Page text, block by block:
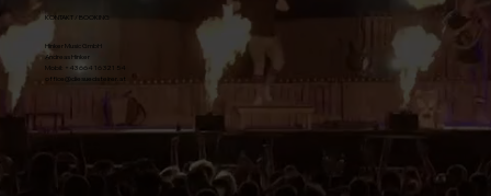
KONTAKT / BOOKING
Hinker Music GmbH
Andreas Hinker
Mobil:
+43 664 16 321 54
office@diesuedsteirer.at